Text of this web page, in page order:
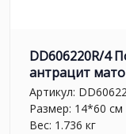
DD606220R/4
антрацит
Артикул:
Размер: 14*60 см
Вес: 1.736 кг